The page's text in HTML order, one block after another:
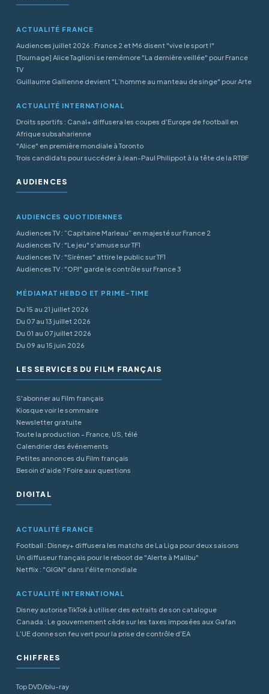
ACTUALITÉ FRANCE
Audiences juillet 2026 : France 2 et M6 disent "vive le sport !"
[Tournage] Alice Taglioni se remémore "La dernière veillée" pour France
TV
Guillaume Gallienne devient "L’homme au manteau de singe" pour Arte
ACTUALITÉ INTERNATIONAL
Droits sportifs : Canal+ diffusera les coupes d’Europe de football en
Afrique subsaharienne
"Alice" en première mondiale à Toronto
Trois candidats pour succéder à Jean-Paul Philippot à la tête de la RTBF
AUDIENCES
AUDIENCES QUOTIDIENNES
Audiences TV : “Capitaine Marleau” en majesté sur France 2
Audiences TV : "Le jeu" s'amuse sur TF1
Audiences TV : "Sirènes" attire le public sur TF1
Audiences TV : "OPJ" garde le contrôle sur France 3
MÉDIAMAT HEBDO ET PRIME-TIME
Du 15 au 21 juillet 2026
Du 07 au 13 juillet 2026
Du 01 au 07 juillet 2026
Du 09 au 15 juin 2026
LES SERVICES DU FILM FRANÇAIS
S'abonner au Film français
Kiosque voir le sommaire
Newsletter gratuite
Toute la production - France, US, télé
Calendrier des événements
Petites annonces du Film français
Besoin d'aide ? Foire aux questions
DIGITAL
ACTUALITÉ FRANCE
Football : Disney+ diffusera les matchs de La Liga pour deux saisons
Un diffuseur français pour le reboot de "Alerte à Malibu"
Netflix : "GIGN" dans l'élite mondiale
ACTUALITÉ INTERNATIONAL
Disney autorise TikTok à utiliser des extraits de son catalogue
Canada : Le gouvernement cède sur les taxes imposées aux Gafan
L’UE donne son feu vert pour la prise de contrôle d’EA
CHIFFRES
Top DVD/blu-ray